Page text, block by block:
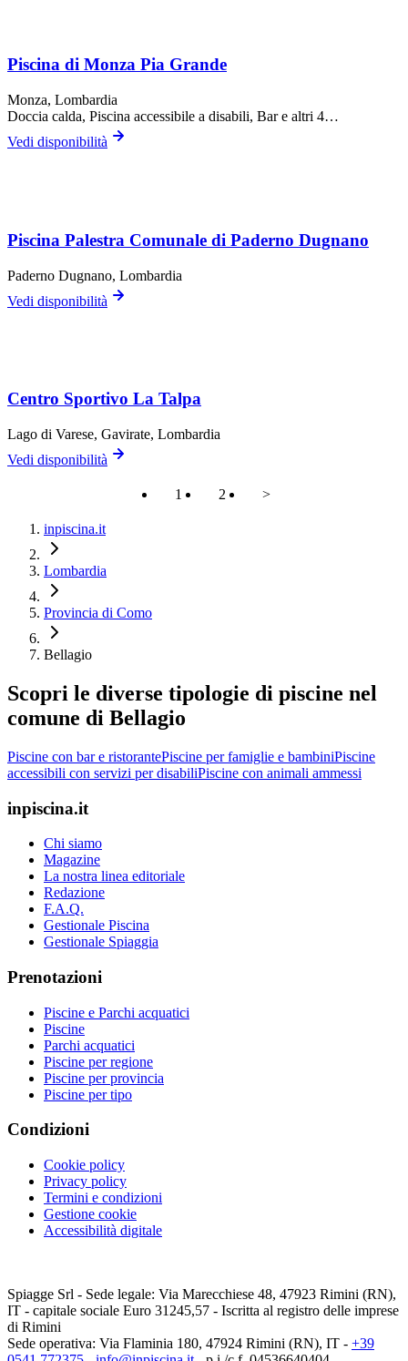
Piscina di Monza Pia Grande
Monza, Lombardia
Doccia calda, Piscina accessibile a disabili, Bare altri 4…
Vedi disponibilità
Piscina Palestra Comunale di Paderno Dugnano
Paderno Dugnano, Lombardia
Vedi disponibilità
Centro Sportivo La Talpa
Lago di Varese, Gavirate, Lombardia
Vedi disponibilità
1 2 >
inpiscina.it
Lombardia
Provincia di Como
Bellagio
Scopri le diverse tipologie di piscine nel
comune di Bellagio
Piscine con bar e ristorantePiscine per famiglie e bambiniPiscine
accessibili con servizi per disabiliPiscine con animali ammessi
inpiscina.it
Chi siamo
Magazine
La nostra linea editoriale
Redazione
F.A.Q.
Gestionale Piscina
Gestionale Spiaggia
Prenotazioni
Piscine e Parchi acquatici
Piscine
Parchi acquatici
Piscine per regione
Piscine per provincia
Piscine per tipo
Condizioni
Cookie policy
Privacy policy
Termini e condizioni
Gestione cookie
Accessibilità digitale
Spiagge Srl - Sede legale: Via Marecchiese 48, 47923 Rimini (RN),
IT - capitale sociale Euro 31245,57 - Iscritta al registro delle imprese
di Rimini
Sede operativa: Via Flaminia 180, 47924 Rimini (RN), IT - +39